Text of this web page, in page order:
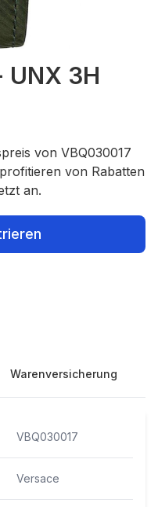
3H
von VBQ030017
von Rabatten
an.
Warenversicherung
VBQ030017
Versace